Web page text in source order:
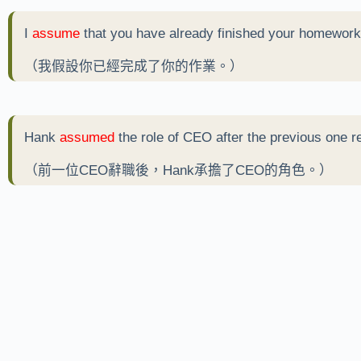
I assume that you have already finished your
（我假設你已經完成了你的作業。）
Hank assumed the role of CEO after the previous one
（前一位CEO辭職後，Hank承擔了CEO的角色。）